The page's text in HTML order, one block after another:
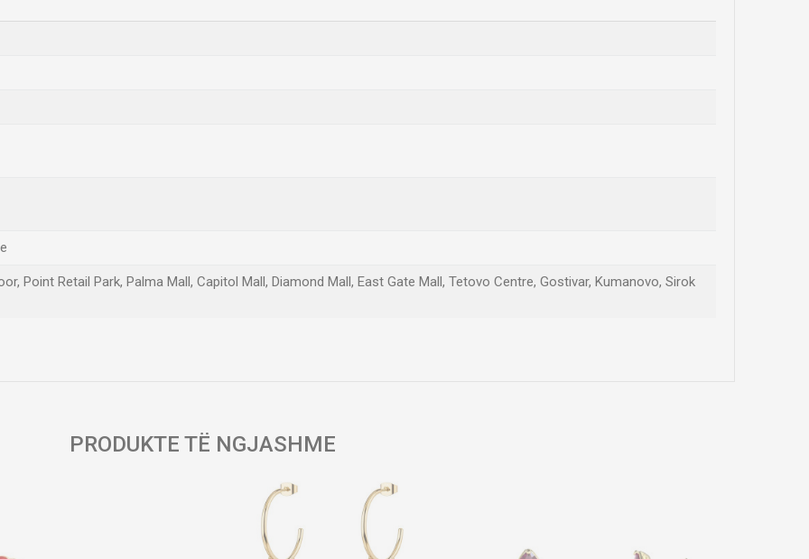
Point Retail Park, Palma Mall, Capitol Mall, Diamond Mall, East Gate Mall, Tetovo Centre, Gostivar, Kumanovo, Sirok
PRODUKTE TË NGJASHME